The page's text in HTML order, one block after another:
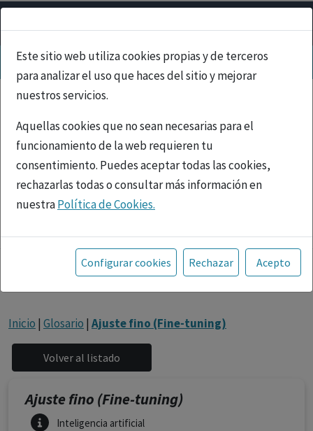
Este sitio web utiliza cookies propias y de terceros
para analizar el uso que haces del sitio y mejorar
nuestros servicios.
Aquellas cookies que no sean necesarias para el
funcionamiento de la web requieren tu
consentimiento. Puedes aceptar todas las cookies,
rechazarlas todas o consultar más información en
nuestraPolítica de Cookies.
Toda la información incluida en la Página Web está
referida a productos del mercado español y, por
tanto, dirigida a profesionales sanitarios legalmente
facultados para prescribir o dispensar medicamentos
fármacos se facilita a título meramente informativo,
siendo responsabilidad de los profesionales
facultados prescribir medicamentos y decidir, en cada
caso concreto, el tratamiento más adecuado a las
necesidades del paciente.
Configurar cookies Rechazar Acepto
Inicio | Glosario | Ajuste fino (Fine-tuning)
Ajuste fino (Fine-tuning)
Inteligencia artificial